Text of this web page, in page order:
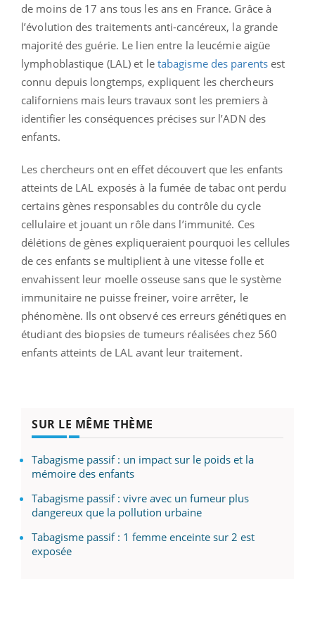
de moins de 17 ans tous les ans en France. Grâce à
l’évolution des traitements anti-cancéreux, la grande
majorité des guérie. Le lien entre la leucémie aigüe
lymphoblastique (LAL) et le tabagisme des parentsest
connu depuis longtemps, expliquent les chercheurs
californiens mais leurs travaux sont les premiers à
identifier les conséquences précises sur l’ADN des
enfants.
Les chercheurs ont en effet découvert que les enfants
atteints de LAL exposés à la fumée de tabac ont perdu
certains gènes responsables du contrôle du cycle
cellulaire et jouant un rôle dans l’immunité. Ces
délétions de gènes expliqueraient pourquoi les cellules
de ces enfants se multiplient à une vitesse folle et
envahissent leur moelle osseuse sans que le système
immunitaire ne puisse freiner, voire arrêter, le
phénomène. Ils ont observé ces erreurs génétiques en
étudiant des biopsies de tumeurs réalisées chez 560
enfants atteints de LAL avant leur traitement.
SUR LE MÊME THÈME
Tabagisme passif : un impact sur le poids et la
mémoire des enfants
Tabagisme passif : vivre avec un fumeur plus
dangereux que la pollution urbaine
Tabagisme passif : 1 femme enceinte sur 2 est
exposée